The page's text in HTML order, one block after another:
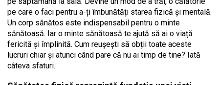
pe care o faci pentru a-ți îmbunătăți starea fizică și mentală.
Un corp sănătos este indispensabil pentru o minte
sănătoasă. Iar o minte sănătoasă te ajută să ai o viață
fericită și împlinită. Cum reușești să obții toate aceste
lucruri chiar și atunci când pare că nu ai timp de tine? Iată
câteva sfaturi.